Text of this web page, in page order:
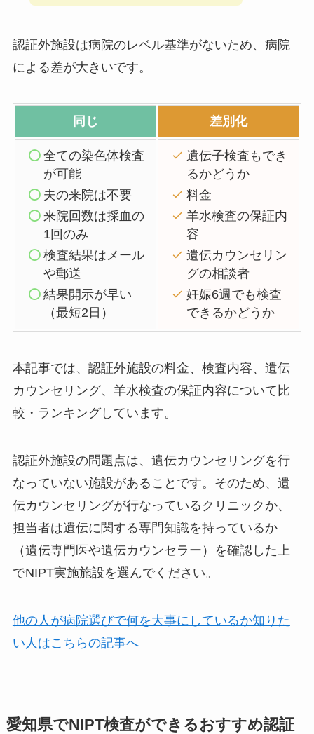
認証外施設は病院のレベル基準がないため、病院
による差が大きいです。
同じ 差別化
全ての染色体検査
が可能
夫の来院は不要
来院回数は採血の
1回のみ
検査結果はメール
や郵送
結果開示が早い
（最短2日）
遺伝子検査もでき
るかどうか
料金
羊水検査の保証内
容
遺伝カウンセリン
グの相談者
妊娠6週でも検査
できるかどうか
本記事では、認証外施設の料金、検査内容、遺伝
カウンセリング、羊水検査の保証内容について比
較・ランキングしています。
認証外施設の問題点は、遺伝カウンセリングを行
なっていない施設があること です。そのため、遺
伝カウンセリングが行なっているクリニックか、
担当者は遺伝に関する専門知識を持っているか
（遺伝専門医や遺伝カウンセラー）を確認した上
でNIPT実施施設を選んでください。
他の人が病院選びで何を大事にしているか知りた
い人はこちらの記事へ
愛知県でNIPT検査ができるおすすめ認証